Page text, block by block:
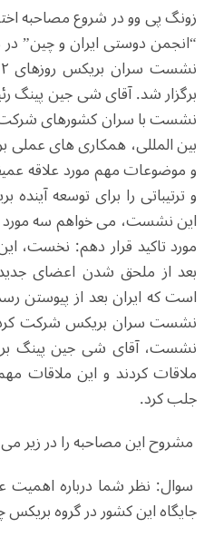
زونگ پی وو در شروع مصاحبه
“انجمن دوستی ایران و چین”
برگزار شد. آقای شی جین پینگ
نشست با سران کشورهای شرکت
بین المللی، همکاری های عملی
و موضوعات مهم مورد علاقه
و ترتیباتی را برای توسعه
این نشست، می خواهم سه مورد
مورد تاکید قرار دهم: نخست،
بعد از ملحق شدن اعضای
است که ایران بعد از پیوستن
نشست سران بریکس شرکت
نشست، آقای شی جین پینگ
ملاقات کردند و این ملاقات
جلب کرد.
مشروح این مصاحبه را در زیر می
سوال: نظر شما درباره
جایگاه این کشور در گروه